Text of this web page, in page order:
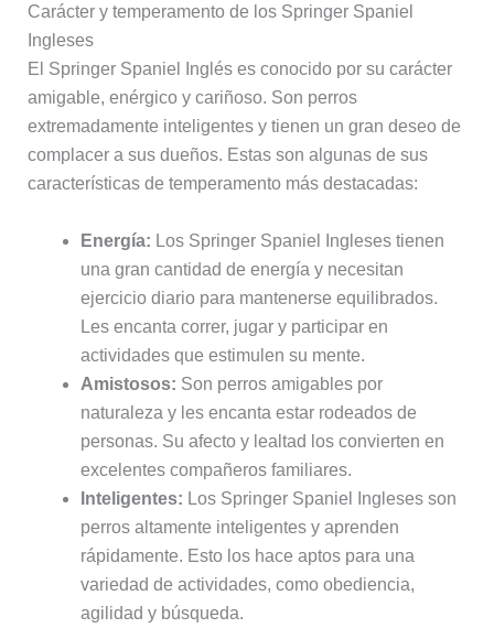
Carácter y temperamento de los Springer Spaniel
Ingleses
El Springer Spaniel Inglés es conocido por su carácter
amigable, enérgico y cariñoso. Son perros
extremadamente inteligentes y tienen un gran deseo de
complacer a sus dueños. Estas son algunas de sus
características de temperamento más destacadas:
Energía: Los Springer Spaniel Ingleses tienen
una gran cantidad de energía y necesitan
ejercicio diario para mantenerse equilibrados.
Les encanta correr, jugar y participar en
actividades que estimulen su mente.
Amistosos: Son perros amigables por
naturaleza y les encanta estar rodeados de
personas. Su afecto y lealtad los convierten en
excelentes compañeros familiares.
Inteligentes: Los Springer Spaniel Ingleses son
perros altamente inteligentes y aprenden
rápidamente. Esto los hace aptos para una
variedad de actividades, como obediencia,
agilidad y búsqueda.